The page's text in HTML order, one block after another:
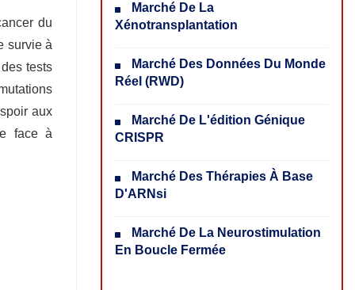
du
survie à
tests
aux
face à
Marché De La
Xénotransplantation
Marché Des Données Du Monde
Réel (RWD)
Marché De L'édition Génique
CRISPR
Marché Des Thérapies À Base
D'ARNsi
Marché De La Neurostimulation
En Boucle Fermée